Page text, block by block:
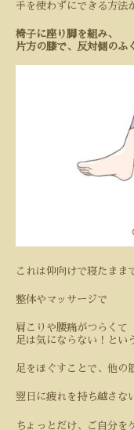
手を使わずにできる方法
椅子に座り脚を組み、
片方の膝で、反対側のふ
これは仰向けで寝たまま
整体やマッサージで
肩こりや腰痛がつらくて
足は気にならない！とい
足をほぐすことで、他の
翌日に疲れを持ち越さな
ちょっとだけ、ご自分を